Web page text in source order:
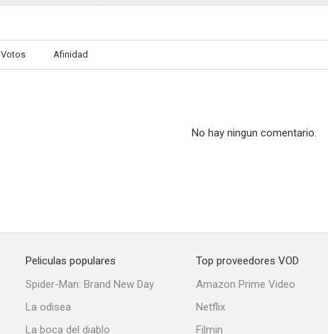
Votos Afinidad
No hay ningun comentario.
Peliculas populares
Spider-Man: Brand New Day
La odisea
La boca del diablo
Top proveedores VOD
Amazon Prime Video
Netflix
Filmin